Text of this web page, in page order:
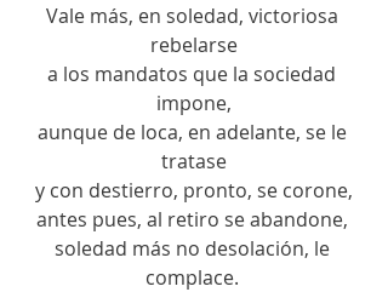
Vale más, en soledad, victoriosa
rebelarse
a los mandatos que la sociedad
impone,
aunque de loca, en adelante, se le
tratase
y con destierro, pronto, se corone,
antes pues, al retiro se abandone,
soledad más no desolación, le
complace.